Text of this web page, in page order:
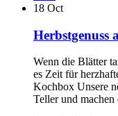
18 Oct
Herbstgenuss
Wenn die Blätter
es Zeit für
Kochbox Unsere
Teller und machen